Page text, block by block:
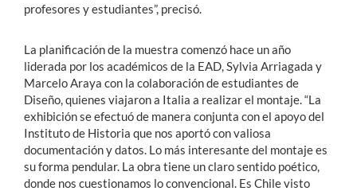
profesores y estudiantes”, precisó.
La planificación de la muestra comenzó hace un año
liderada por los académicos de la EAD, Sylvia Arriagada y
Marcelo Araya con la colaboración de estudiantes de
Diseño, quienes viajaron a Italia a realizar el montaje. “La
exhibición se efectuó de manera conjunta con el apoyo del
Instituto de Historia que nos aportó con valiosa
documentación y datos. Lo más interesante del montaje es
su forma pendular. La obra tiene un claro sentido poético,
donde nos cuestionamos lo convencional. Es Chile visto